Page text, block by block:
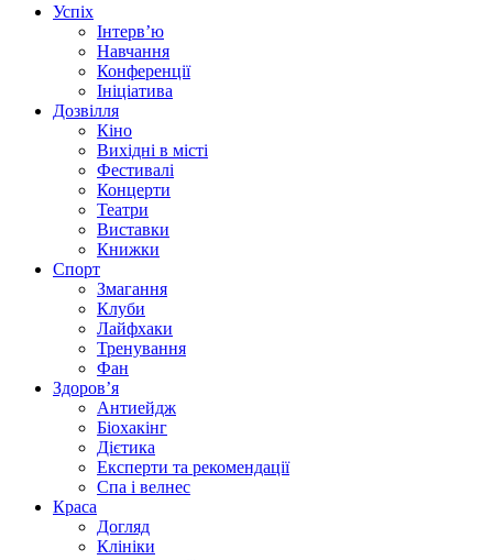
Успіх
Інтерв’ю
Навчання
Конференції
Ініціатива
Дозвілля
Кіно
Вихідні в місті
Фестивалі
Концерти
Театри
Виставки
Книжки
Спорт
Змагання
Клуби
Лайфхаки
Тренування
Фан
Здоров’я
Антиейдж
Біохакінг
Дієтика
Експерти та рекомендації
Спа i велнес
Краса
Догляд
Клініки